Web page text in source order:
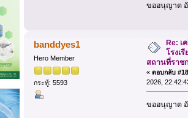
ขออนุญาต
banddyes1
Hero Member
กระทู้: 5593
Re: เ
โรงเ
สถานที่ราช
« ตอบกลับ
2026,
ขออนุญาต